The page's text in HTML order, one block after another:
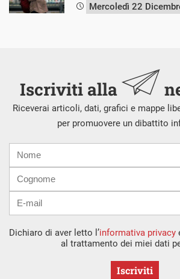
Mercoledì 22
Iscriviti alla
Riceverai articoli, dati, grafici e mappe
per promuovere un dibattito
mail
Dichiaro di aver letto l’informativa privacy
al trattamento dei miei dati
Iscriviti